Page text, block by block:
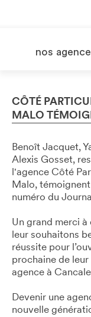
nos
CÔTÉ
MALO
Benoît Jacquet,
Alexis Gosset,
l'agence Côté
Malo,
numéro du
Un grand merci à
leur souhaitons
réussite pour
prochaine de leur
agence à
Devenir une
nouvelle